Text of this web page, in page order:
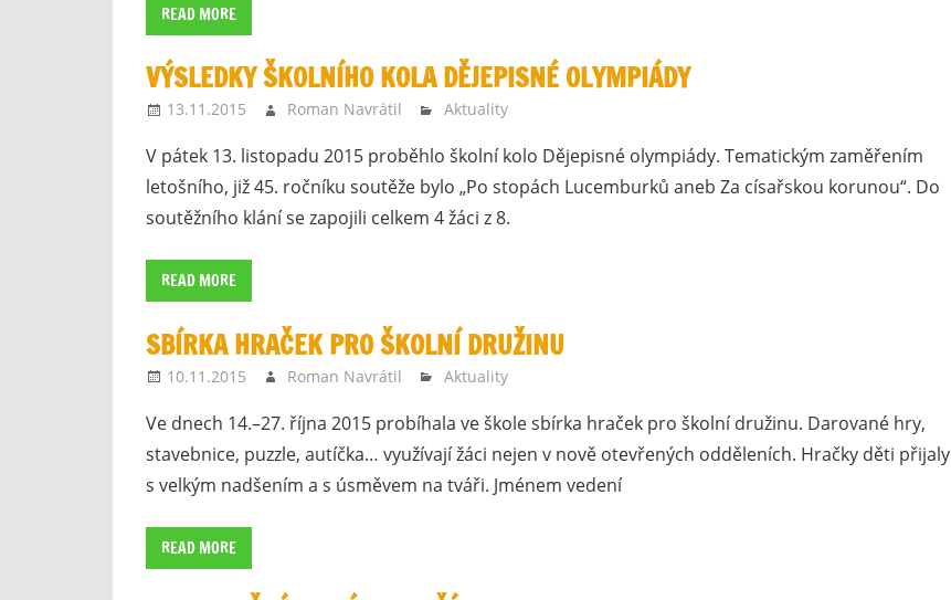
READ MORE
VÝSLEDKY ŠKOLNÍHO KOLA DĚJEPISNÉ OLYMPIÁDY
13.11.2015 Roman Navrátil Aktuality
V pátek 13. listopadu 2015 proběhlo školní kolo Dějepisné olympiády. Tematickým zaměřením
letošního, již 45. ročníku soutěže bylo „Po stopách Lucemburků aneb Za císařskou korunou“. Do
soutěžního klání se zapojili celkem 4 žáci z 8.
READ MORE
SBÍRKA HRAČEK PRO ŠKOLNÍ DRUŽINU
10.11.2015 Roman Navrátil Aktuality
Ve dnech 14.–27. října 2015 probíhala ve škole sbírka hraček pro školní družinu. Darované hry,
stavebnice, puzzle, autíčka… využívají žáci nejen v nově otevřených odděleních. Hračky děti přijaly
s velkým nadšením a s úsměvem na tváři. Jménem vedení
READ MORE